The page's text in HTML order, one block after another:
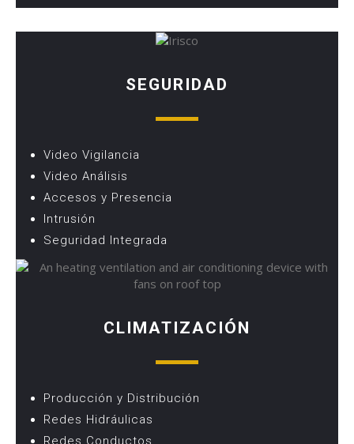
SEGURIDAD
Video Vigilancia
Video Análisis
Accesos y Presencia
Intrusión
Seguridad Integrada
CLIMATIZACIÓN
Producción y Distribución
Redes Hidráulicas